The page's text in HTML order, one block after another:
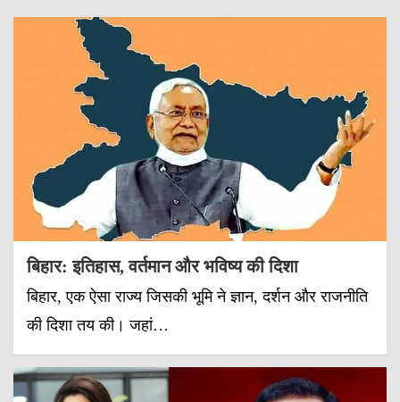
बिहार: इतिहास, वर्तमान और भविष्य की दिशा
बिहार, एक ऐसा राज्य जिसकी भूमि ने ज्ञान, दर्शन और राजनीति
की दिशा तय की। जहां…